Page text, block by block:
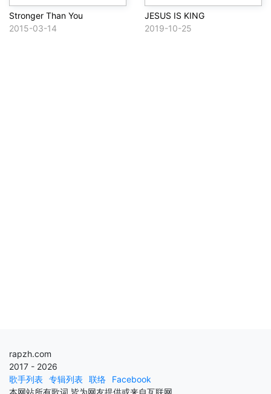
Stronger Than You
2015-03-14
JESUS IS KING
2019-10-25
rapzh.com
2017 - 2026
歌手列表 专辑列表 联络
Facebook
本网站所有歌词,皆为网友提供或来自互联网